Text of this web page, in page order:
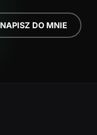
NAPISZ DO MNIE